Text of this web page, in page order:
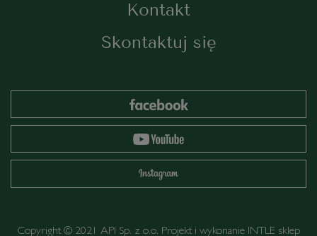
Kontakt
Skontaktuj się
Copyright © 2021 API Sp. z o.o. Projekt i wykonanie INTLE sklep